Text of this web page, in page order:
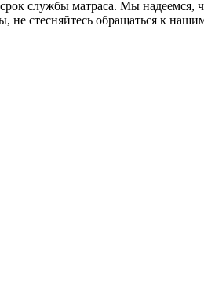
службы матраса. Мы надеемся,
не стесняйтесь обращаться к